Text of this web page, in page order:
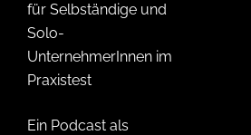
für Selbständige und
Solo-
UnternehmerInnen im
Praxistest
Ein Podcast als